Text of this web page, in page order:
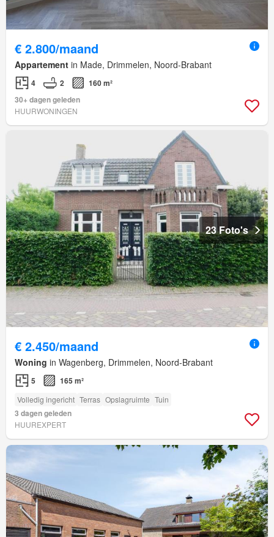
€ 2.800/maand
Appartement in Made, Drimmelen, Noord-Brabant
4 2
160 m²
30+ dagen geleden
HUURWONINGEN
23 Foto's
€ 2.450/maand
Woning in Wagenberg, Drimmelen, Noord-Brabant
5 165 m²
Volledig ingericht Terras Opslagruimte Tuin
3 dagen geleden
HUUREXPERT